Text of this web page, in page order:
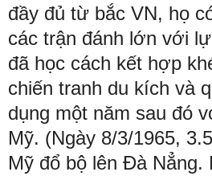
đầy đủ từ bắc VN, họ
các trận đánh lớn với
đã học cách kết hợp
chiến tranh du kích và
dụng một năm sau đó
Mỹ. (Ngày 8/3/1965,
Mỹ đổ bộ lên Đà Nẳng.